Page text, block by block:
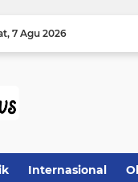
7 Agu 2026
Internasional